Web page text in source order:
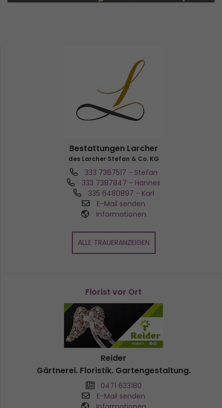
Bestattungen Larcher
des Larcher Stefan & Co. KG
333 7367517 - Stefan
333 7387847 - Hannes
335 6480897 - Karl
E-Mail senden
Informationen
ALLE TRAUERANZEIGEN
Florist vor Ort
Reider
Gärtnerei. Floristik. Gartengestaltung.
0471 633180
E-Mail senden